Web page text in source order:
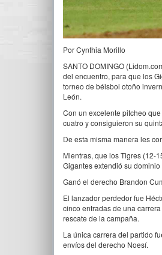
Por Cynthia Morillo
SANTO DOMINGO
del encuentro, para que los
torneo de béisbol otoño
León.
Con un excelente pitcheo
cuatro y consiguieron su
De esta misma manera les
Mientras, que los Tigres (12-
Gigantes extendió su
Ganó el derecho Brandon
El lanzador perdedor fue
cinco entradas de una
rescate de la campaña.
La única carrera del partido
envíos del derecho Noesí.